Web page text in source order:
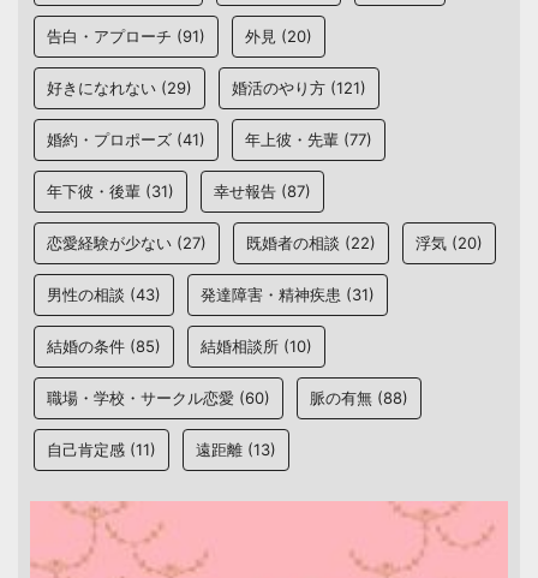
告白・アプローチ (91) 外見 (20)
好きになれない (29) 婚活のやり方 (121)
婚約・プロポーズ (41) 年上彼・先輩 (77)
年下彼・後輩 (31) 幸せ報告 (87)
恋愛経験が少ない (27) 既婚者の相談 (22) 浮気 (20)
男性の相談 (43) 発達障害・精神疾患 (31)
結婚の条件 (85) 結婚相談所 (10)
職場・学校・サークル恋愛 (60) 脈の有無 (88)
自己肯定感 (11) 遠距離 (13)